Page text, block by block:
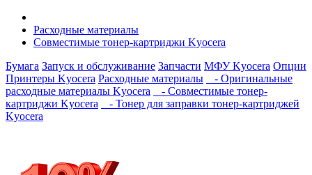
Расходные материалы
Совместимые тонер-картриджи Kyocera
Бумага Запуск и обслуживание Запчасти МФУ Kyocera Опции
Принтеры Kyocera Расходные материалы
- Оригинальные
расходные материалы Kyocera
- Совместимые тонер-
картриджи Kyocera
- Тонер для заправки тонер-картриджей
Kyocera